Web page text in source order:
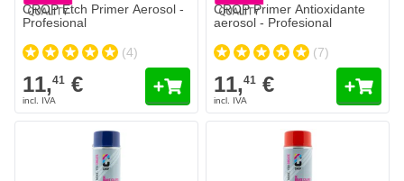
CROP Etch Primer Aerosol -
Profesional
(4)
11,41 €
CROP Primer Antioxidante
aerosol - Profesional
(7)
11,41 €